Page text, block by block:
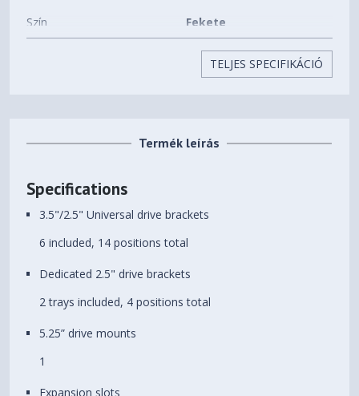
Szín Fekete
Előlapi (5,25") bővítőhelyek
Beépített ventilátorok
ventilátorok(12CM) száma
9 db
Processzorhűtő maximális
Videokártya maximális
hossza
TELJES SPECIFIKÁCIÓ
Termék leírás
Specifications
3.5"/2.5" Universal drive brackets
6 included, 14 positions total
Dedicated 2.5" drive brackets
2 trays included, 4 positions total
5.25” drive mounts
1
Expansion slots